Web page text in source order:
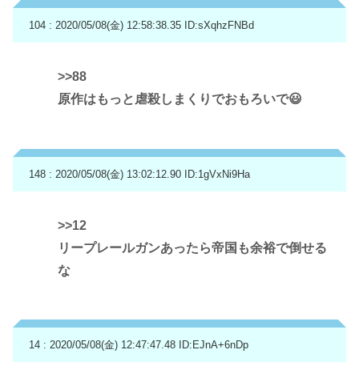
104 : 2020/05/08(金) 12:58:38.35 ID:sXqhzFNBd
>>88
原作はもっと虐殺しまくりでおもろいで😃
148 : 2020/05/08(金) 13:02:12.90 ID:1gVxNi9Ha
>>12
リープレールガンあったら帝国も余裕で倒せる
な
14 : 2020/05/08(金) 12:47:47.48 ID:EJnA+6nDp